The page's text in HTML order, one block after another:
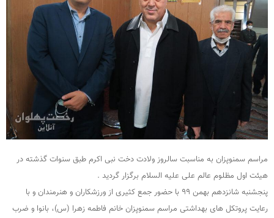
مراسم سمنوپزان به مناسبت سالروز ولادت دخت نبی اکرم طبق سنوات گذشته در
هیئت اول مظلوم عالم علی علیه السلام برگزار گردید .
پنجشنبه شانزدهم بهمن ۹۹ با حضور جمع کثیری از ورزشکاران و هنرمندان و با
رعایت پروتکل های بهداشتی مراسم سمنوپزان خانم فاطمه زهرا (س)، بانوا و ضرب